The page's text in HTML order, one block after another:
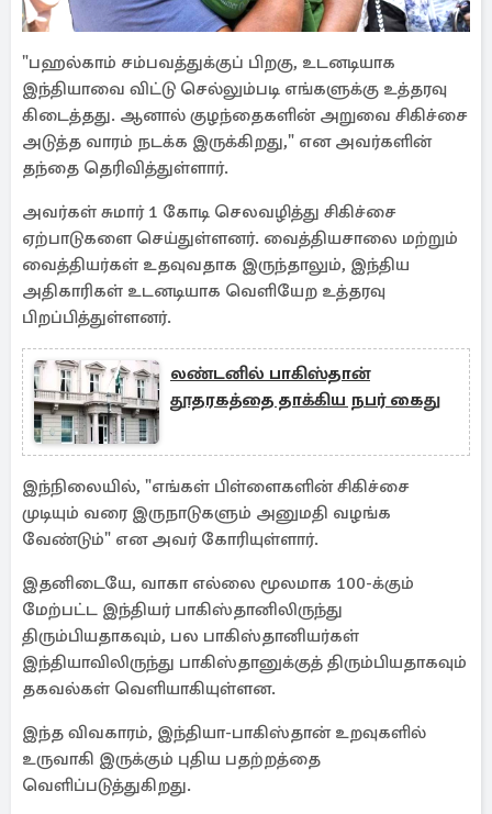
"பஹல்காம் சம்பவத்துக்குப் பிறகு, உடனடியாக
இந்தியாவை விட்டு செல்லும்படி எங்களுக்கு உத்தரவு
கிடைத்தது. ஆனால் குழந்தைகளின் அறுவை சிகிச்சை
அடுத்த வாரம் நடக்க இருக்கிறது," என அவர்களின்
தந்தை தெரிவித்துள்ளார்.
அவர்கள் சுமார் 1 கோடி செலவழித்து சிகிச்சை
ஏற்பாடுகளை செய்துள்ளனர். வைத்தியசாலை மற்றும்
வைத்தியர்கள் உதவுவதாக இருந்தாலும், இந்திய
அதிகாரிகள் உடனடியாக வெளியேற உத்தரவு
பிறப்பித்துள்ளனர்.
லண்டனில் பாகிஸ்தான்
தூதரகத்தை தாக்கிய நபர் கைது
இந்நிலையில், "எங்கள் பிள்ளைகளின் சிகிச்சை
முடியும் வரை இருநாடுகளும் அனுமதி வழங்க
வேண்டும்" என அவர் கோரியுள்ளார்.
இதனிடையே, வாகா எல்லை மூலமாக 100-க்கும்
மேற்பட்ட இந்தியர் பாகிஸ்தானிலிருந்து
திரும்பியதாகவும், பல பாகிஸ்தானியர்கள்
இந்தியாவிலிருந்து பாகிஸ்தானுக்குத் திரும்பியதாகவும்
தகவல்கள் வெளியாகியுள்ளன.
இந்த விவகாரம், இந்தியா-பாகிஸ்தான் உறவுகளில்
உருவாகி இருக்கும் புதிய பதற்றத்தை
வெளிப்படுத்துகிறது.